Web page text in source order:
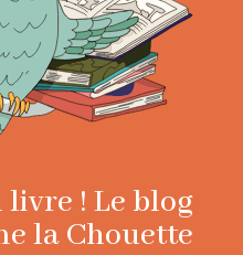
livre ! Le blog
la Chouette